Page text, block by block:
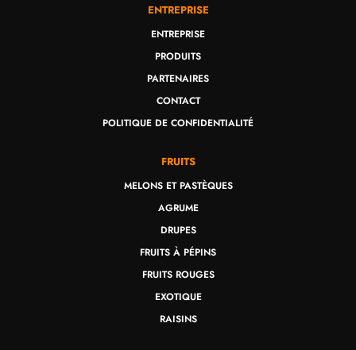
ENTREPRISE
ENTREPRISE
PRODUITS
PARTENAIRES
CONTACT
POLITIQUE DE CONFIDENTIALITÉ
FRUITS
MELONS ET PASTÈQUES
AGRUME
DRUPES
FRUITS À PÉPINS
FRUITS ROUGES
EXOTIQUE
RAISINS